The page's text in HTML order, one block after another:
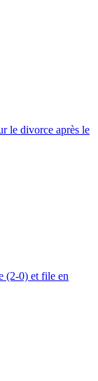
le divorce après le
(2-0) et file en